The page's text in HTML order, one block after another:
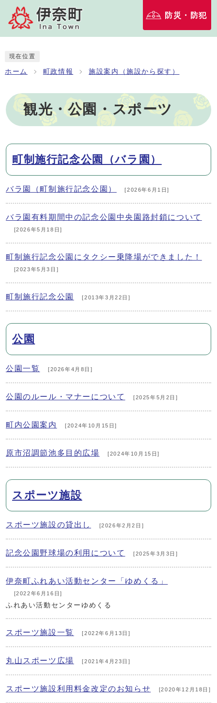
防災・防犯
現在位置
ホーム 町政情報 施設案内（施設から探す）
観光・公園・スポーツ
メインメニュー
町制施行記念公園（バラ園）
バラ園（町制施行記念公園） [2026年6月1日]
バラ園有料期間中の記念公園中央園路封鎖について
[2026年5月18日]
町制施行記念公園にタクシー乗降場ができました！
[2023年5月3日]
町制施行記念公園 [2013年3月22日]
公園
公園一覧 [2026年4月8日]
公園のルール・マナーについて [2025年5月2日]
町内公園案内 [2024年10月15日]
原市沼調節池多目的広場 [2024年10月15日]
スポーツ施設
スポーツ施設の貸出し [2026年2月2日]
記念公園野球場の利用について [2025年3月3日]
伊奈町ふれあい活動センター「ゆめくる」
[2022年6月16日]
ふれあい活動センターゆめくる
スポーツ施設一覧 [2022年6月13日]
丸山スポーツ広場 [2021年4月23日]
スポーツ施設利用料金改定のお知らせ [2020年12月18日]